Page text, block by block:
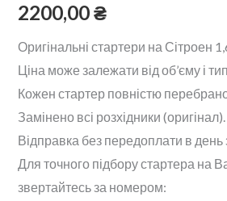
2200,00₴
Оригінальні стартери на Сітроен
Ціна може залежати від об’єму і
Кожен стартер повністю
Замінено всі розхідники (оригінал).
Відправка без передоплати в
Для точного підбору стартера на
звертайтесь за номером: